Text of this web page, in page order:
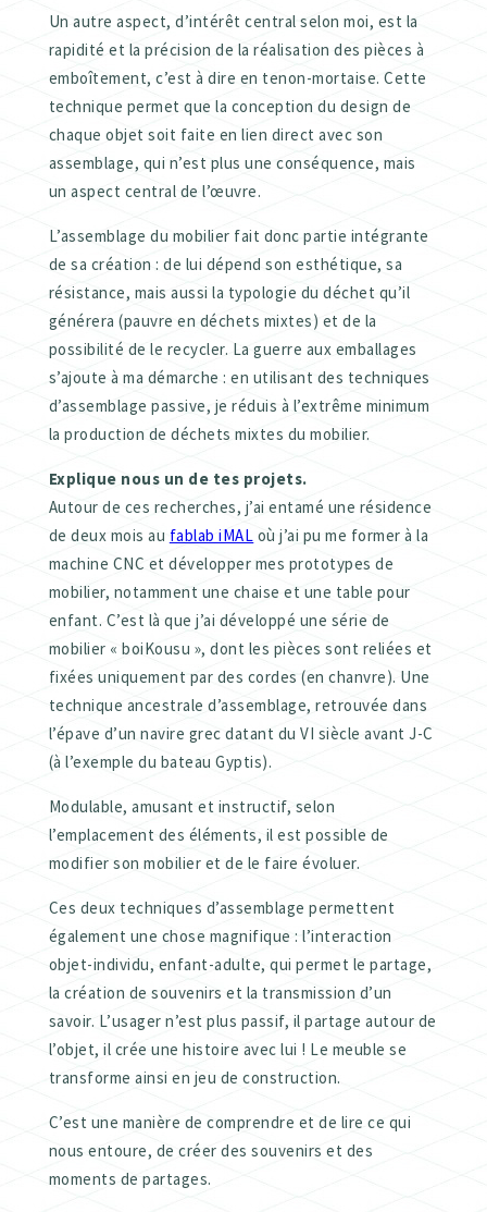
Un autre aspect, d’intérêt central selon moi, est la
rapidité et la précision de la réalisation des pièces à
emboîtement, c’est à dire en tenon-mortaise. Cette
technique permet que la conception du design de
chaque objet soit faite en lien direct avec son
assemblage, qui n’est plus une conséquence, mais
un aspect central de l’œuvre.
L’assemblage du mobilier fait donc partie intégrante
de sa création : de lui dépend son esthétique, sa
résistance, mais aussi la typologie du déchet qu’il
générera (pauvre en déchets mixtes) et de la
possibilité de le recycler. La guerre aux emballages
s’ajoute à ma démarche : en utilisant des techniques
d’assemblage passive, je réduis à l’extrême minimum
la production de déchets mixtes du mobilier.
Explique nous un de tes projets.
Autour de ces recherches, j’ai entamé une résidence
de deux mois au fablab iMAL où j’ai pu me former à la
machine CNC et développer mes prototypes de
mobilier, notamment une chaise et une table pour
enfant. C’est là que j’ai développé une série de
mobilier « boiKousu », dont les pièces sont reliées et
fixées uniquement par des cordes (en chanvre). Une
technique ancestrale d’assemblage, retrouvée dans
l’épave d’un navire grec datant du VI siècle avant J-C
(à l’exemple du bateau Gyptis).
Modulable, amusant et instructif, selon
l’emplacement des éléments, il est possible de
modifier son mobilier et de le faire évoluer.
Ces deux techniques d’assemblage permettent
également une chose magnifique : l’interaction
objet-individu, enfant-adulte, qui permet le partage,
la création de souvenirs et la transmission d’un
savoir. L’usager n’est plus passif, il partage autour de
l’objet, il crée une histoire avec lui ! Le meuble se
transforme ainsi en jeu de construction.
C’est une manière de comprendre et de lire ce qui
nous entoure, de créer des souvenirs et des
moments de partages.